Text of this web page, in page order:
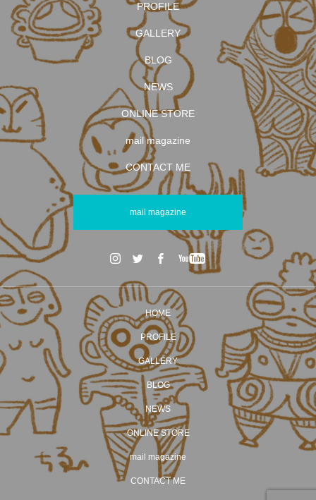
PROFILE
GALLERY
BLOG
NEWS
ONLINE STORE
mail magazine
CONTACT ME
mail magazine
HOME
PROFILE
GALLERY
BLOG
NEWS
ONLINE STORE
mail magazine
CONTACT ME